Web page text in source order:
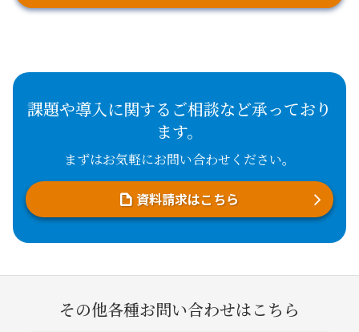
課題や導入に関するご相談など承っており
ます。
まずはお気軽にお問い合わせください。
資料請求はこちら
その他各種お問い合わせはこちら